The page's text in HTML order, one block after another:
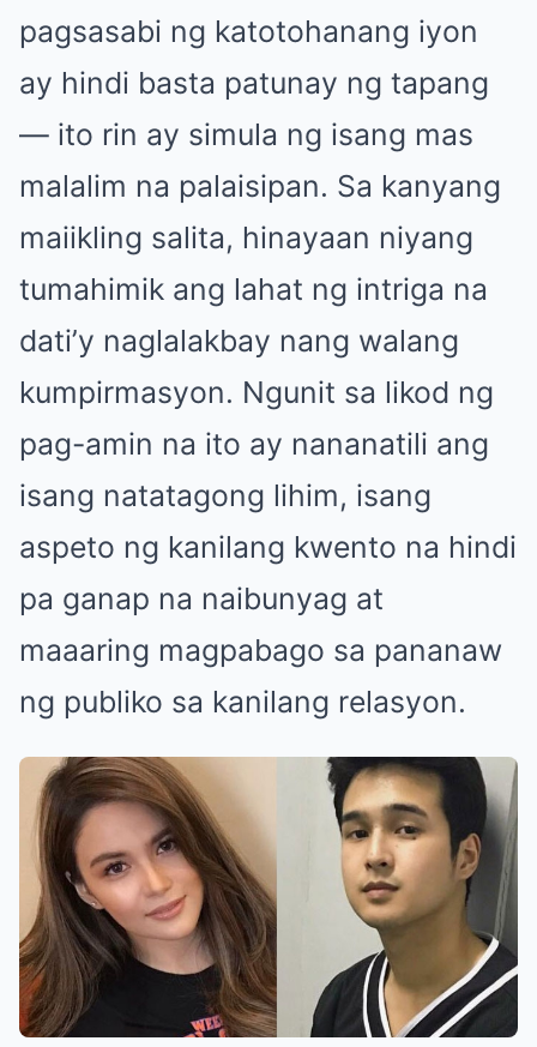
pagsasabi ng katotohanang iyon
ay hindi basta patunay ng tapang
— ito rin ay simula ng isang mas
malalim na palaisipan. Sa kanyang
maiikling salita, hinayaan niyang
tumahimik ang lahat ng intriga na
dati’y naglalakbay nang walang
kumpirmasyon. Ngunit sa likod ng
pag-amin na ito ay nananatili ang
isang natatagong lihim, isang
aspeto ng kanilang kwento na hindi
pa ganap na naibunyag at
maaaring magpabago sa pananaw
ng publiko sa kanilang relasyon.